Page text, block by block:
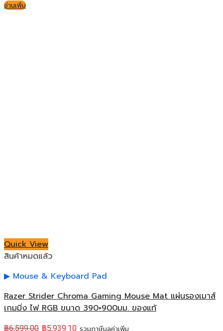
อ่านเพิ่ม
Quick View
สินค้าหมดแล้ว
Mouse & Keyboard Pad
Razer Strider Chroma Gaming Mouse Mat แผ่นรองเมาส์
เกมมิ่ง ไฟ RGB ขนาด 390×900มม. ของแท้
฿6,599.00 ฿5,939.10 รวมภาษีมูลค่าเพิ่ม